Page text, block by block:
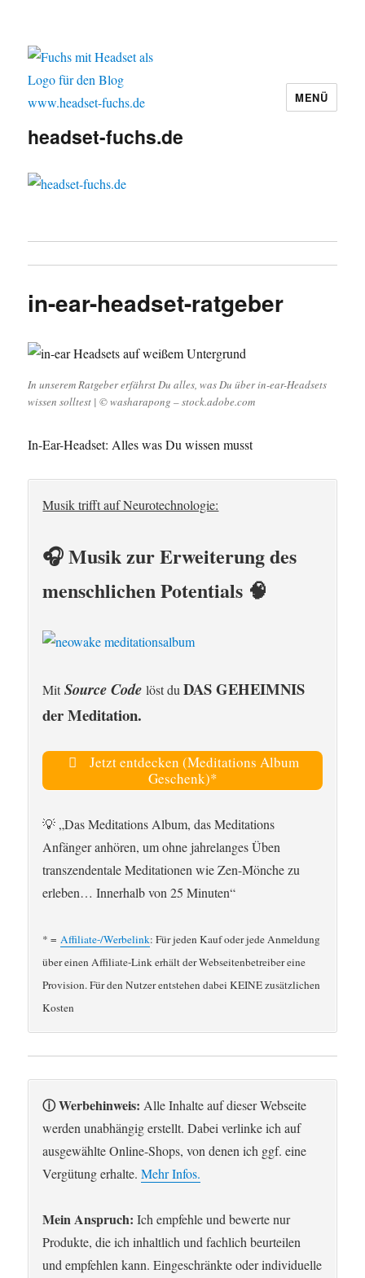
headset-fuchs.de
MENÜ
in-ear-headset-ratgeber
In unserem Ratgeber erfährst Du alles, was Du über in-ear-Headsets
wissen solltest | © washarapong – stock.adobe.com
In-Ear-Headset: Alles was Du wissen musst
Musik trifft auf Neurotechnologie:
🎧 Musik zur Erweiterung des
menschlichen Potentials 🧠
MitSource Code löst duDAS GEHEIMNIS
der Meditation.
Jetzt entdecken (Meditations Album
Geschenk)*
💡 „Das Meditations Album, das Meditations
Anfänger anhören, um ohne jahrelanges Üben
transzendentale Meditationen wie Zen-Mönche zu
erleben… Innerhalb von 25 Minuten“
* =Affiliate-/Werbelink: Für jeden Kauf oder jede Anmeldung
über einen Affiliate-Link erhält der Webseitenbetreiber eine
Provision. Für den Nutzer entstehen dabei KEINE zusätzlichen
Kosten
ⓘ Werbehinweis: Alle Inhalte auf dieser Webseite
werden unabhängig erstellt. Dabei verlinke ich auf
ausgewählte Online-Shops, von denen ich ggf. eine
Vergütung erhalte.Mehr Infos.
Mein Anspruch: Ich empfehle und bewerte nur
Produkte, die ich inhaltlich und fachlich beurteilen
und empfehlen kann. Eingeschränkte oder individuelle